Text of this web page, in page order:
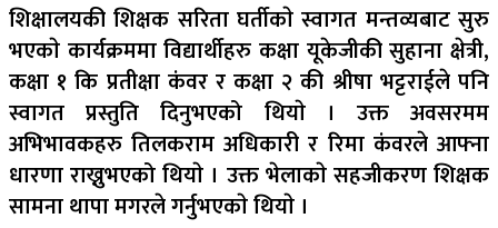
शिक्षालयकी शिक्षक सरिता घर्तीकाे स्वागत मन्तव्यबाट सुरु
भएकाे कार्यक्रममा विद्यार्थीहरु कक्षा यूकेजीकी सुहाना क्षेत्री,
कक्षा १ कि प्रतीक्षा कंवर र कक्षा २ की श्रीषा भट्टराईले पनि
स्वागत प्रस्तुति दिनुभएको थियाे । उक्त अवसरमम
अभिभावकहरु तिलकराम अधिकारी र रिमा कंवरले आफ्ना
धारणा राख्नुभएको थियाे । उक्त भेलाकाे सहजीकरण शिक्षक
सामना थापा मगरले गर्नुभएकाे थियाे ।